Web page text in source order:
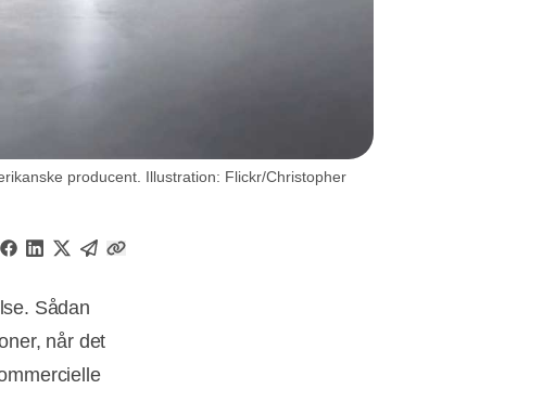
producent. Illustration: Flickr/Christopher
Sådan
når det